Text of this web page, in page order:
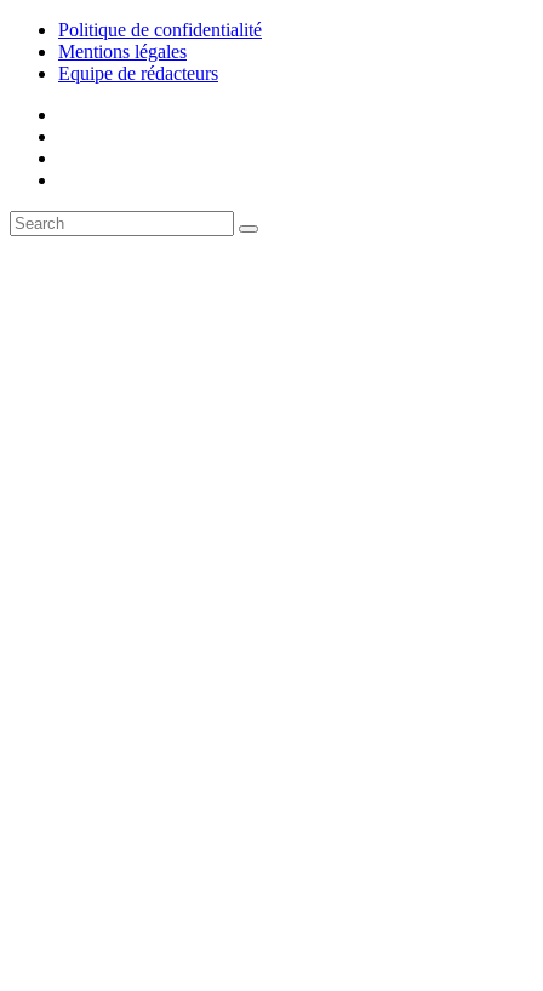
Politique de confidentialité
Mentions légales
Equipe de rédacteurs